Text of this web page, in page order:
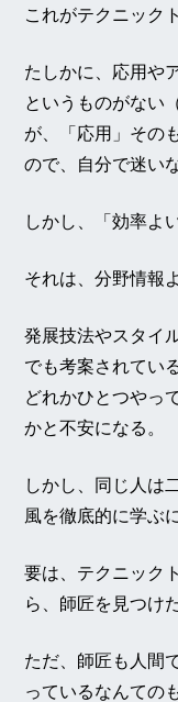
これがテクニック
たしかに、応用や
というものがない
が、「応用」その
ので、自分で迷い
しかし、「効率よ
それは、分野情報
発展技法やスタイ
でも考案されてい
どれかひとつやっ
かと不安になる。
しかし、同じ人は
風を徹底的に学ぶ
要は、テクニック
ら、師匠を見つけ
ただ、師匠も人間
っているなんての